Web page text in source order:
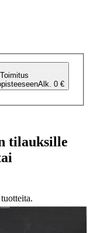
Toimitus
Alk. 0 €
tilauksille